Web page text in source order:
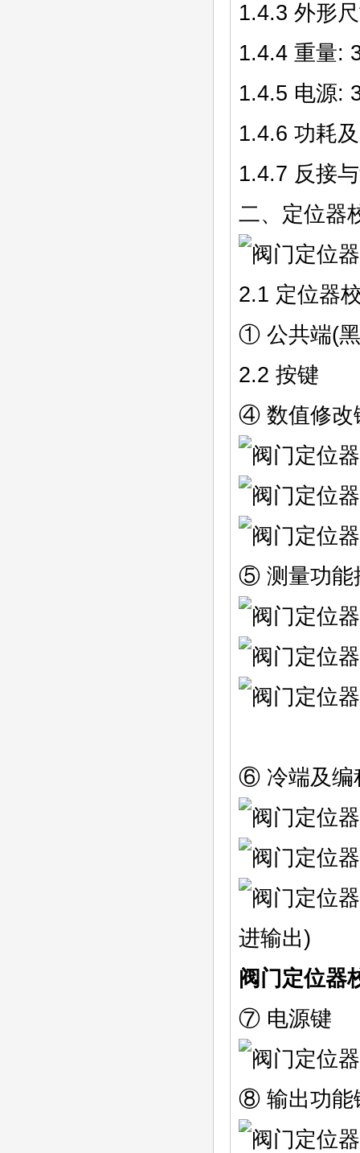
1.4.3 外形
1.4.4 重量:
1.4.5 电源:
1.4.6 功耗
1.4.7 反接
二、定位器
2.1 定位器
① 公共端(
2.2 按键
④ 数值修改
⑤ 测量功能
⑥ 冷端及编
进输出)
阀门定位器
⑦ 电源键
⑧ 输出功能